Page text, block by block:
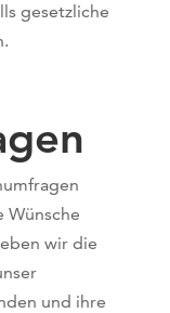
gesetzliche
Wünsche
wir die
und ihre